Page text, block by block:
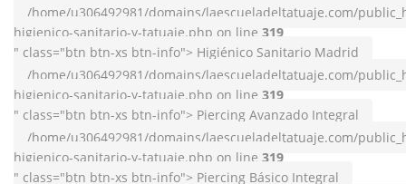
/home/u306492981/domains/laescueladeltatuaje.com/
higienico-sanitario-y-tatuaje.php on line 319
" class="btn btn-xs btn-info"> Higiénico Sanitario Madrid
/home/u306492981/domains/laescueladeltatuaje.com/
higienico-sanitario-y-tatuaje.php on line 319
" class="btn btn-xs btn-info"> Piercing Avanzado Integral
/home/u306492981/domains/laescueladeltatuaje.com/
higienico-sanitario-y-tatuaje.php on line 319
" class="btn btn-xs btn-info"> Piercing Básico Integral